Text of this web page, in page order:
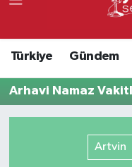
Türkiye Gündem
Arhavi Namaz
Artvin
Süper Lig Puan
Son Dakika